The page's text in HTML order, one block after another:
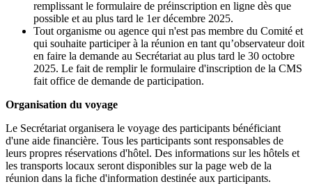
remplissant le formulaire de préinscription en ligne dès que
possible et au plus tard le 1er décembre 2025.
Tout organisme ou agence qui n'est pas membre du Comité et
qui souhaite participer à la réunion en tant qu’observateur doit
en faire la demande au Secrétariat au plus tard le 30 octobre
2025. Le fait de remplir le formulaire d'inscription de la CMS
fait office de demande de participation.
Organisation du voyage
Le Secrétariat organisera le voyage des participants bénéficiant
d'une aide financière. Tous les participants sont responsables de
leurs propres réservations d'hôtel. Des informations sur les hôtels et
les transports locaux seront disponibles sur la page web de la
réunion dans la fiche d'information destinée aux participants.